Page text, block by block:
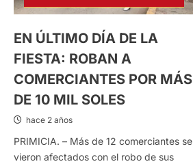
CENTRALES
AJENAS
A
ELECTROCENTRO
EN ÚLTIMO DÍA DE LA
FIESTA: ROBAN A
COMERCIANTES POR MÁS
DE 10 MIL SOLES
hace 2 años
PRIMICIA. – Más de 12 comerciantes se
vieron afectados con el robo de sus